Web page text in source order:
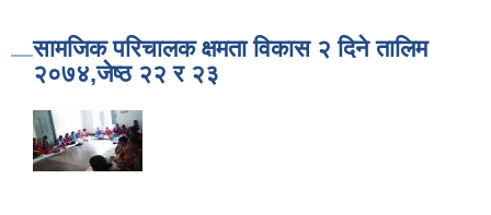
सामजिक परिचालक क्षमता विकास २ दिने तालिम
२०७४,जेष्ठ २२ र २३